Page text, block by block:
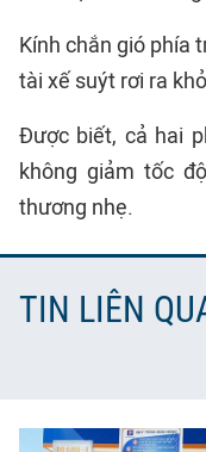
Kính chắn gió phía
tài xế suýt rơi ra
Được biết, cả hai
không giảm tốc
thương nhẹ.
TIN LIÊN